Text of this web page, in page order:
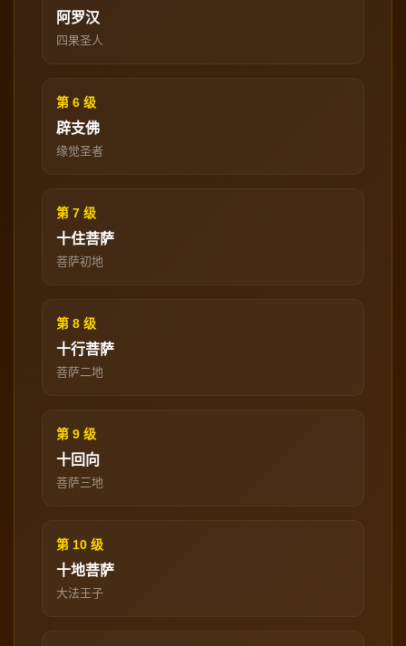
阿罗汉
四果圣人
第 6 级
辟支佛
缘觉圣者
第 7 级
十住菩萨
菩萨初地
第 8 级
十行菩萨
菩萨二地
第 9 级
十回向
菩萨三地
第 10 级
十地菩萨
大法王子